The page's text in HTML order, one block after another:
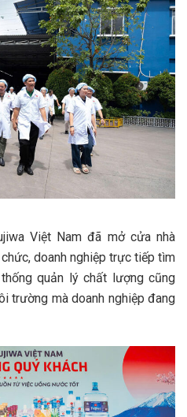
Việt Nam đã mở cửa nhà
doanh nghiệp trực tiếp tìm
quản lý chất lượng cũng
trường mà doanh nghiệp đang